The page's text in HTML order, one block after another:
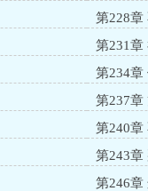
第228章
第231章
第234章
第237章
第240章
第243章
第246章